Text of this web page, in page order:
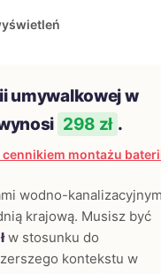
umywalkowej w
298 zł .
montażu
wodno-
krajową. Musisz być
w stosunku do
kontekstu w